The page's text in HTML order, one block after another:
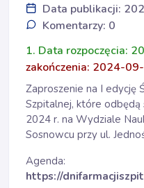
Data publikacji:
Komentarzy: 0
1. Data rozpoczęcia:
zakończenia: 2024-
Zaproszenie na I edycję
Szpitalnej, które
2024 r. na Wydziale
Sosnowcu przy ul.
Agenda:
https://